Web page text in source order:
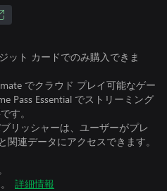
ット カードでのみ購入できま
でクラウド プレイ可能なゲー
Pass Essential でストリーミング
す。
リッシャーは、ユーザーがプレ
関連データにアクセスできます。
詳細情報